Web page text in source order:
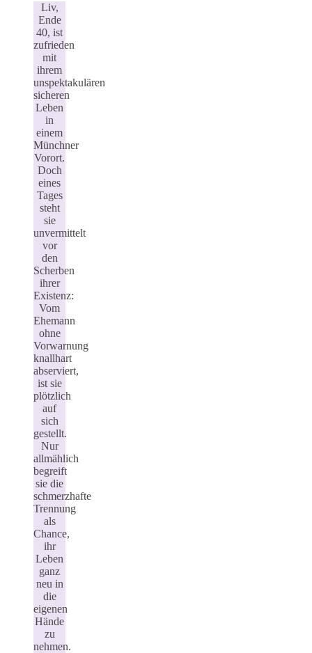
Liv,
Ende
40, ist
zufrieden
mit
ihrem
unspektakulären
sicheren
Leben
in
einem
Münchner
Vorort.
Doch
eines
Tages
steht
sie
unvermittelt
vor
den
Scherben
ihrer
Existenz:
Vom
Ehemann
ohne
Vorwarnung
knallhart
abserviert,
ist sie
plötzlich
auf
sich
gestellt.
Nur
allmählich
begreift
sie die
schmerzhafte
Trennung
als
Chance,
ihr
Leben
ganz
neu in
die
eigenen
Hände
zu
nehmen.